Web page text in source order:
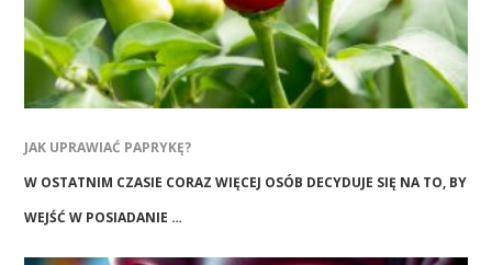
JAK UPRAWIAĆ PAPRYKĘ?
W OSTATNIM CZASIE CORAZ WIĘCEJ OSÓB DECYDUJE SIĘ NA TO, BY
WEJŚĆ W POSIADANIE …